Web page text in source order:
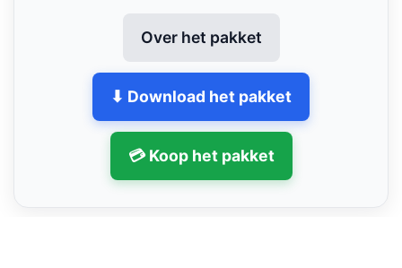
Over het pakket
⬇ Download het pakket
💳 Koop het pakket